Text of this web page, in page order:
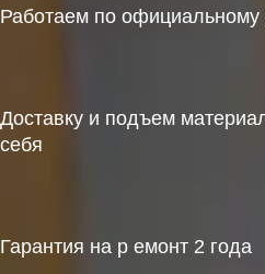
Работаем по официальному
Доставку и подъем
себя
Гарантия на р емонт 2 года